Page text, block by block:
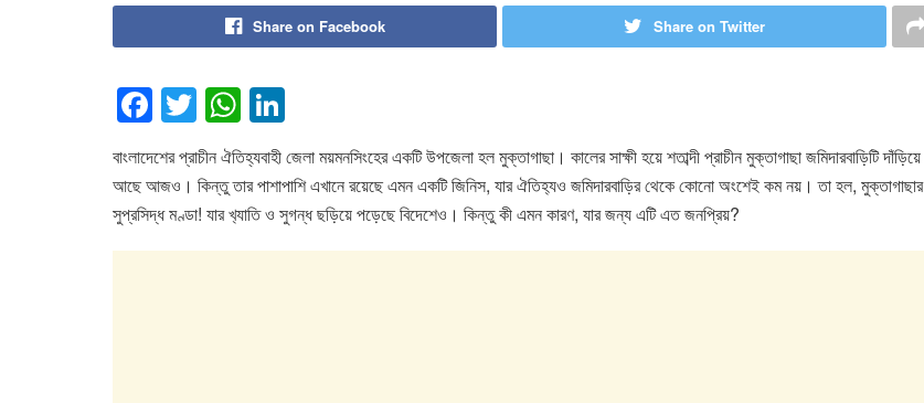
Share on Facebook Share on Twitter
F
a
c
e
b
T
wi
tt
er
W
h
at
s
A
n
k
e
dI
বাংলাদেশের প্রাচীন ঐতিহ্যবাহী জেলা ময়মনসিংহের একটি উপজেলা হল মুক্তাগাছা। কালের সাক্ষী হয়ে শতাব্দী প্রাচীন মুক্তাগাছা জমিদারবাড়িটি দাঁড়িয়ে
আছে আজও। কিন্তু তার পাশাপাশি এখানে রয়েছে এমন একটি জিনিস, যার ঐতিহ‍্য‌ও জমিদারবাড়ির থেকে কোনো অংশেই কম নয়। তা হল, মুক্তাগাছার
সুপ্রসিদ্ধ মণ্ডা! যার খ‍্যাতি ও সুগন্ধ ছড়িয়ে পড়েছে বিদেশেও। কিন্তু কী এমন কারণ, যার জন্য এটি এত জনপ্রিয়?